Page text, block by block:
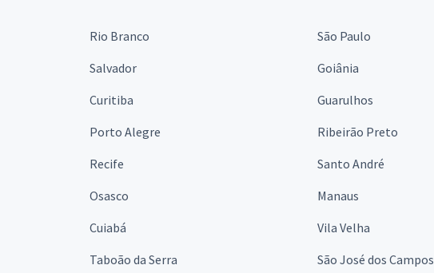
Rio Branco São Paulo
Salvador
Goiânia
Curitiba
Guarulhos
Porto Alegre
Ribeirão Preto
Recife
Santo André
Osasco
Manaus
Cuiabá
Vila Velha
Taboão da Serra
São José dos Campos